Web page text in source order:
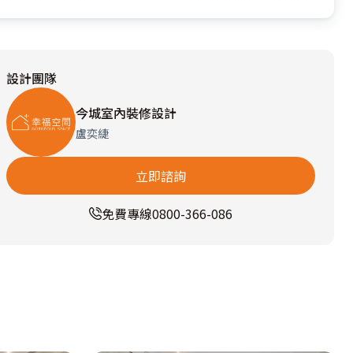
設計團隊
今城室內裝修設計
盧奕緁
立即諮詢
免費專線0800-366-086